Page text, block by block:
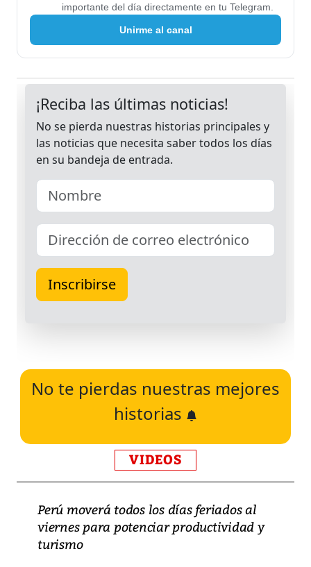
importante del día directamente en tu Telegram.
Unirme al canal
No te pierdas nuestras mejores
historias
VIDEOS
Perú moverá todos los días feriados al
viernes para potenciar productividad y
turismo